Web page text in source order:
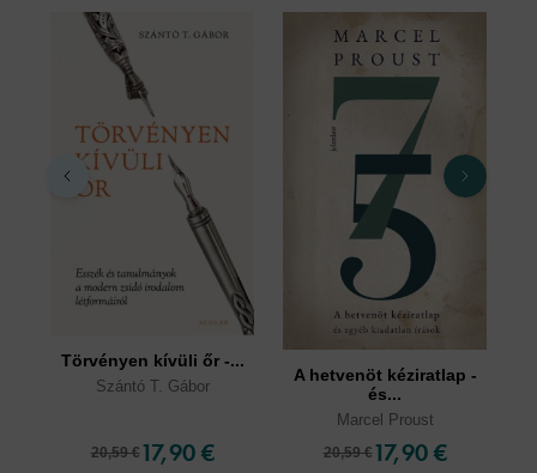
Törvényen kívüli őr -...
Szántó T. Gábor
20,59 € 17,90 €
A hetvenöt kéziratlap -
és...
Marcel Proust
20,59 € 17,90 €